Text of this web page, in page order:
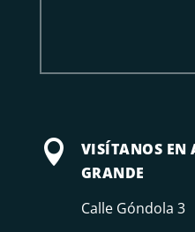

VISÍTANOS EN
GRANDE
Calle Góndola 3